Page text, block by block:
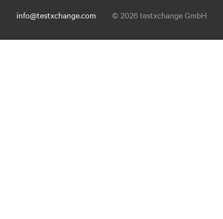
info@testxchange.com © 2026 testxchange GmbH